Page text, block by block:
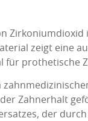
zeigt eine
für prothetische
Zahnerhalt
der